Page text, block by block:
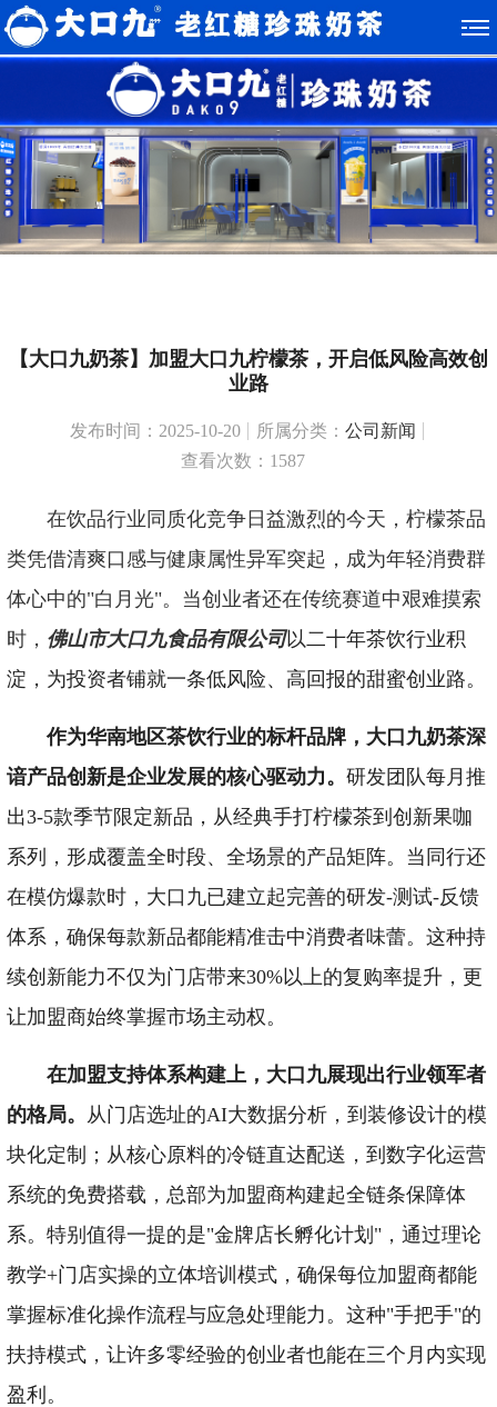
【大口九奶茶】加盟大口九柠檬茶，开启低风险高效创
业路
发布时间：2025-10-20 所属分类： 公司新闻
查看次数：1587
在饮品行业同质化竞争日益激烈的今天，柠檬茶品
类凭借清爽口感与健康属性异军突起，成为年轻消费群
体心中的"白月光"。当创业者还在传统赛道中艰难摸索
时， 佛山市大口九食品有限公司以二十年茶饮行业积
淀，为投资者铺就一条低风险、高回报的甜蜜创业路。
作为华南地区茶饮行业的标杆品牌，大口九奶茶深
谙产品创新是企业发展的核心驱动力。 研发团队每月推
出3-5款季节限定新品，从经典手打柠檬茶到创新果咖
系列，形成覆盖全时段、全场景的产品矩阵。当同行还
在模仿爆款时，大口九已建立起完善的研发-测试-反馈
体系，确保每款新品都能精准击中消费者味蕾。这种持
续创新能力不仅为门店带来30%以上的复购率提升，更
让加盟商始终掌握市场主动权。
在加盟支持体系构建上，大口九展现出行业领军者
的格局。 从门店选址的AI大数据分析，到装修设计的模
块化定制；从核心原料的冷链直达配送，到数字化运营
系统的免费搭载，总部为加盟商构建起全链条保障体
系。特别值得一提的是"金牌店长孵化计划"，通过理论
教学+门店实操的立体培训模式，确保每位加盟商都能
掌握标准化操作流程与应急处理能力。这种"手把手"的
扶持模式，让许多零经验的创业者也能在三个月内实现
盈利。